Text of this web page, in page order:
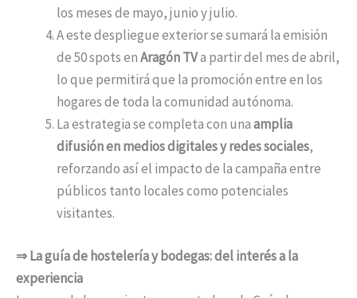
los meses de mayo, junio y julio.
A este despliegue exterior se sumará la emisión
de 50 spots enAragón TVa partir del mes de abril,
lo que permitirá que la promoción entre en los
hogares de toda la comunidad autónoma.
La estrategia se completa con unaamplia
difusión en medios digitales y redes sociales,
reforzando así el impacto de la campaña entre
públicos tanto locales como potenciales
visitantes.
⇒ La guía de hostelería y bodegas: del interés a la
experiencia